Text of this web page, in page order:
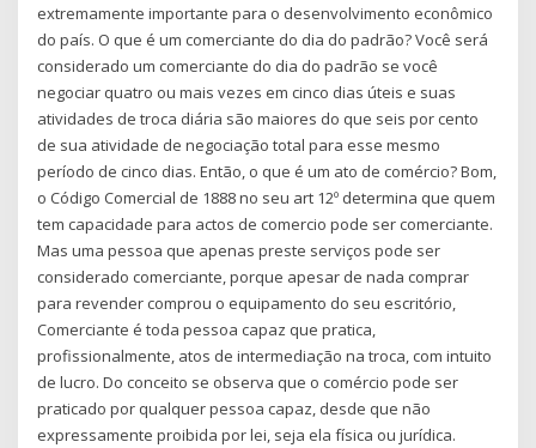
extremamente importante para o desenvolvimento econômico
do país. O que é um comerciante do dia do padrão? Você será
considerado um comerciante do dia do padrão se você
negociar quatro ou mais vezes em cinco dias úteis e suas
atividades de troca diária são maiores do que seis por cento
de sua atividade de negociação total para esse mesmo
período de cinco dias. Então, o que é um ato de comércio? Bom,
o Código Comercial de 1888 no seu art 12º determina que quem
tem capacidade para actos de comercio pode ser comerciante.
Mas uma pessoa que apenas preste serviços pode ser
considerado comerciante, porque apesar de nada comprar
para revender comprou o equipamento do seu escritório,
Comerciante é toda pessoa capaz que pratica,
profissionalmente, atos de intermediação na troca, com intuito
de lucro. Do conceito se observa que o comércio pode ser
praticado por qualquer pessoa capaz, desde que não
expressamente proibida por lei, seja ela física ou jurídica.